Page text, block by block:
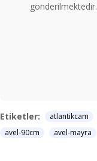
gönderilmektedir.
Etiketler: atlantikcam
avel-90cm
avel-mayra